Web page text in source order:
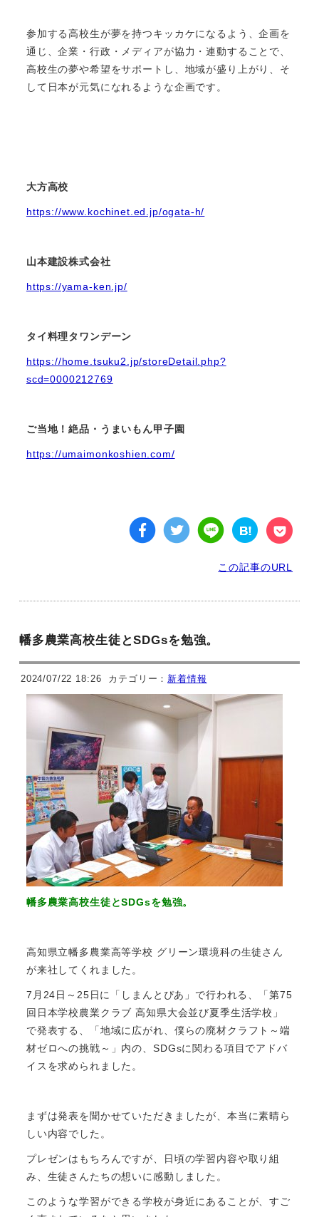
参加する高校生が夢を持つキッカケになるよう、企画を
通じ、企業・行政・メディアが協力・連動することで、
高校生の夢や希望をサポートし、地域が盛り上がり、そ
して日本が元気になれるような企画です。
大方高校
https://www.kochinet.ed.jp/ogata-h/
山本建設株式会社
https://yama-ken.jp/
タイ料理タワンデーン
https://home.tsuku2.jp/storeDetail.php?
scd=0000212769
ご当地！絶品・うまいもん甲子園
https://umaimonkoshien.com/
この記事のURL
幡多農業高校生徒とSDGsを勉強。
2024/07/22 18:26 カテゴリー： 新着情報
幡多農業高校生徒とSDGsを勉強。
高知県立幡多農業高等学校 グリーン環境科の生徒さん
が来社してくれました。
7月24日～25日に「しまんとぴあ」で行われる、「第75
回日本学校農業クラブ 高知県大会並び夏季生活学校」
で発表する、「地域に広がれ、僕らの廃材クラフト～端
材ゼロへの挑戦～」内の、SDGsに関わる項目でアドバ
イスを求められました。
まずは発表を聞かせていただきましたが、本当に素晴ら
しい内容でした。
プレゼンはもちろんですが、日頃の学習内容や取り組
み、生徒さんたちの想いに感動しました。
このような学習ができる学校が身近にあることが、すご